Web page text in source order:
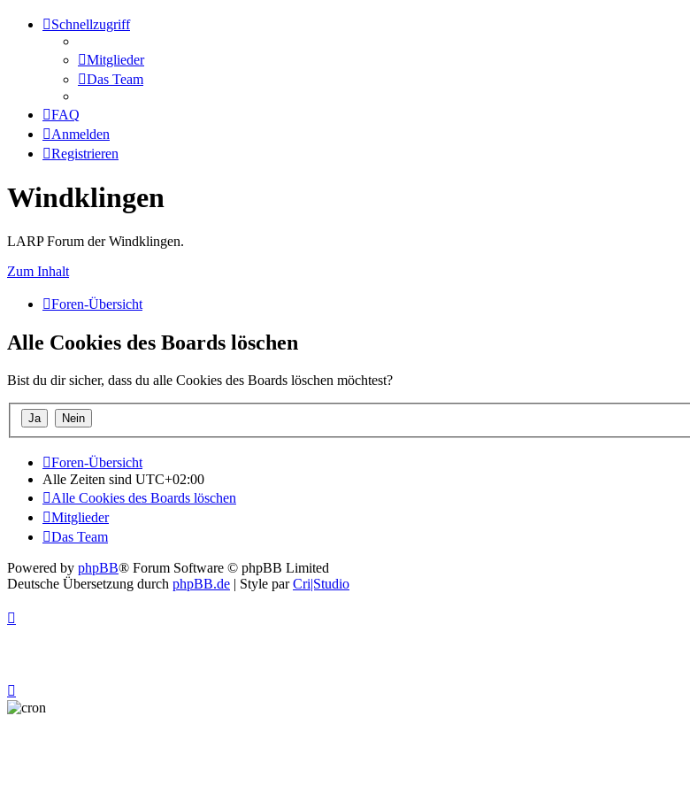
Schnellzugriff
Mitglieder
Das Team
FAQ
Anmelden
Registrieren
Windklingen
LARP Forum der Windklingen.
Zum Inhalt
Foren-Übersicht
Alle Cookies des Boards löschen
Bist du dir sicher, dass du alle Cookies des Boards löschen möchtest?
Foren-Übersicht
Alle Zeiten sind UTC+02:00
Alle Cookies des Boards löschen
Mitglieder
Das Team
Powered by phpBB® Forum Software © phpBB Limited
Deutsche Übersetzung durch phpBB.de | Style parCri|Studio